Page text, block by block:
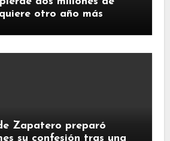
otro año más
Zapatero preparó
su confesión tras una